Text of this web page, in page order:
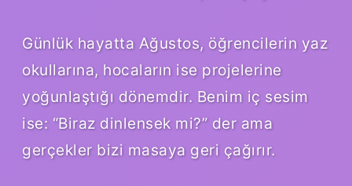
Günlük hayatta Ağustos, öğrencilerin yaz
okullarına, hocaların ise projelerine
yoğunlaştığı dönemdir. Benim iç sesim
ise: “Biraz dinlensek mi?” der ama
gerçekler bizi masaya geri çağırır.